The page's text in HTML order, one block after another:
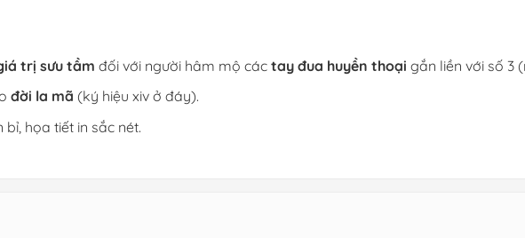
trị sưu tầm đối với người hâm mộ các tay đua huyền thoại gắn liền với số 3
đời la mã (ký hiệu xiv ở đáy).
họa tiết in sắc nét.